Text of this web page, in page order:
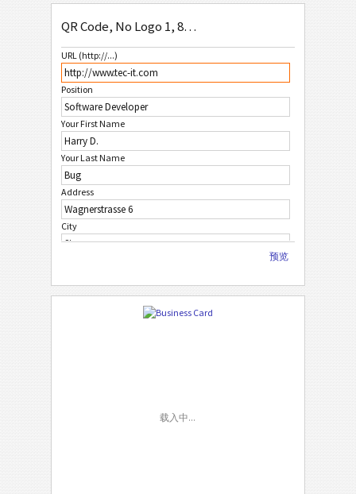
QR Code Simple, 85x54mm
QR Code, No Logo 1, 85x54mm
QR Code, No Logo 2, 85x54mm
QR Code, No Logo 3, 85x54mm
白 白色
水
圣 圣诞节
非
QR Code, No Logo 1, 85x54mm
URL (http://...)
Position
Your First Name
Your Last Name
Address
City
Country
预览
载入中...